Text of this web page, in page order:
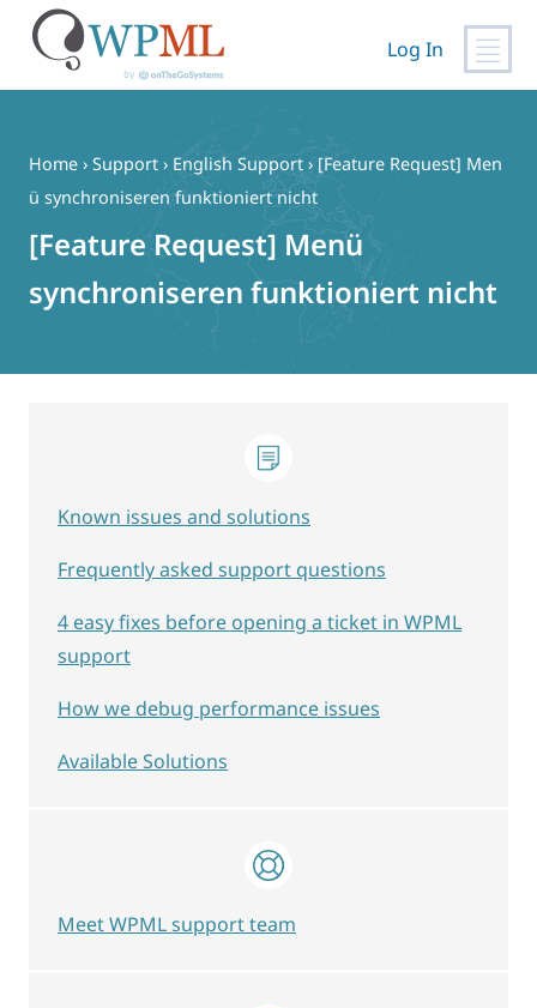
content
Log In
Home › Support › English Support › [Feature Request] Men
ü synchroniseren funktioniert nicht
[Feature Request] Menü
synchroniseren funktioniert nicht
Known issues and solutions
Frequently asked support questions
4 easy fixes before opening a ticket in WPML
support
How we debug performance issues
Available Solutions
Meet WPML support team